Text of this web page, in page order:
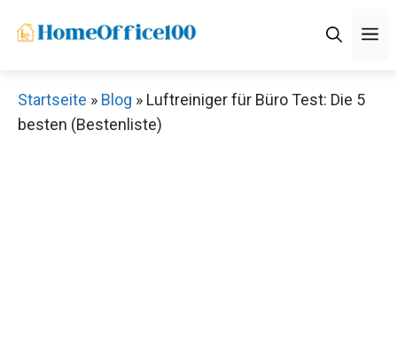
Inhalt
Startseite » Blog » Luftreiniger für Büro Test: Die 5
besten (Bestenliste)